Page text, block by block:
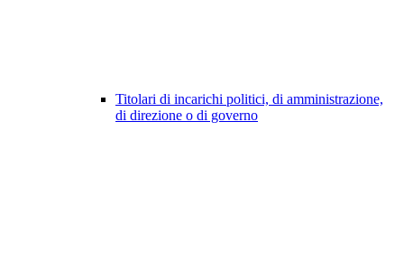
Titolari di incarichi politici, di amministrazione,
di direzione o di governo